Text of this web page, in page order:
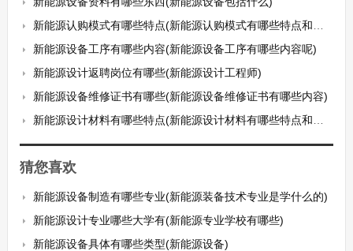
新能源认购模式有哪些特点(新能源认购模式有哪些特点和优势)
新能源设备工序有哪些内容(新能源设备工序有哪些内容呢)
新能源设计返聘岗位有哪些(新能源设计工程师)
新能源设备维修证书有哪些(新能源设备维修证书有哪些内容)
新能源设计材料有哪些特点(新能源设计材料有哪些特点和用途)
猜您喜欢
新能源设备制造有哪些专业(新能源装备技术专业是学什么的)
新能源设计专业哪些大学有(新能源专业学校有哪些)
新能源设备具体有哪些类型(新能源设备)